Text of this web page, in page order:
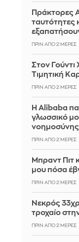
Πράκτορες
ταυτότητες
ΠΡΙΝ ΑΠΌ 2 ΜΈΡΕΣ
Στον
Τιμητική
ΠΡΙΝ ΑΠΌ 2 ΜΈΡΕΣ
Η Alibaba
γλωσσικό
νοημοσύνης
ΠΡΙΝ ΑΠΌ 2 ΜΈΡΕΣ
Μπραντ Πιτ
μου πόσα
ΠΡΙΝ ΑΠΌ 2 ΜΈΡΕΣ
Νεκρός
τροχαίο
ΠΡΙΝ ΑΠΌ 2 ΜΈΡΕΣ